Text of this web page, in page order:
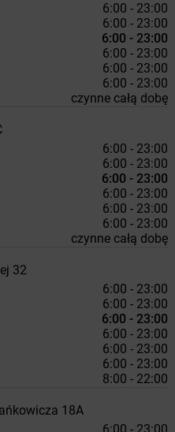
6:00 - 23:00
6:00 - 23:00
6:00 - 23:00
6:00 - 23:00
6:00 - 23:00
6:00 - 23:00
czynne całą dobę
6:00 - 23:00
6:00 - 23:00
6:00 - 23:00
6:00 - 23:00
6:00 - 23:00
6:00 - 23:00
czynne całą dobę
32
6:00 - 23:00
6:00 - 23:00
6:00 - 23:00
6:00 - 23:00
6:00 - 23:00
6:00 - 23:00
8:00 - 22:00
18A